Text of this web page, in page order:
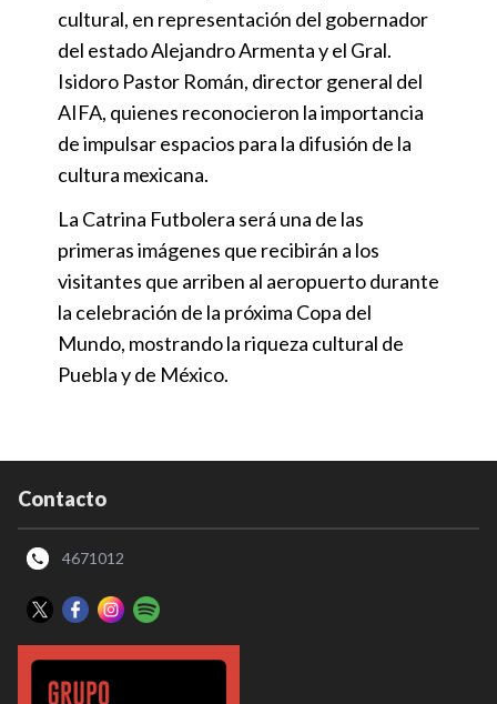
cultural, en representación del gobernador
del estado Alejandro Armenta y el Gral.
Isidoro Pastor Román, director general del
AIFA, quienes reconocieron la importancia
de impulsar espacios para la difusión de la
cultura mexicana.
La Catrina Futbolera será una de las
primeras imágenes que recibirán a los
visitantes que arriben al aeropuerto durante
la celebración de la próxima Copa del
Mundo, mostrando la riqueza cultural de
Puebla y de México.
Contacto
4671012